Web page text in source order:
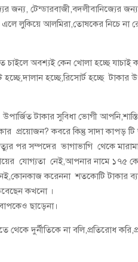
জন্য, টেন্ডারবাজী,বদলীবানিজ্যের
এলে লুকিয়ে আলমিরা,তোষকের নিচে
অবশ্যই কেন খোলা হচ্ছে
হচ্ছে,রিসোর্ট হচ্ছে
টাকার সুবিধা ভোগী
প্রয়োজন? কবরে কিন্তু সাদা কাপড়
পর সম্পদের ভাগাভাগি থেকে
যোগ্যতা নেই,আপনার নামে ১৭৫
করেননা শতকোটি টাকার
কখনো ।
ছাড়েনা।
থেকে দুর্নীতিকে না বলি,প্রতিরোধ